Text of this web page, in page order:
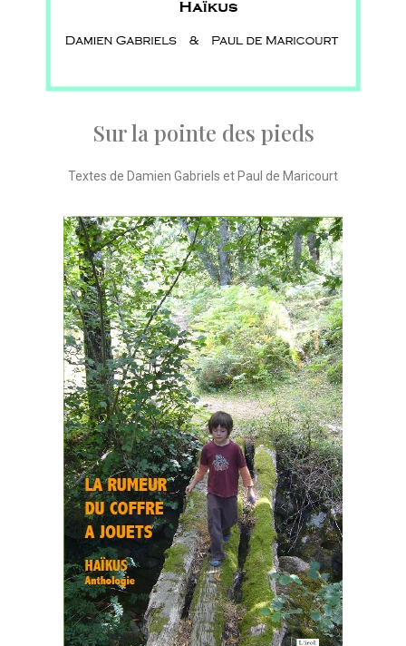
Sur la pointe des pieds
Textes de Damien Gabriels et Paul de Maricourt